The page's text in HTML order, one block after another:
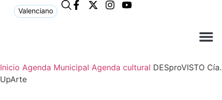
Valenciano
Inicio Agenda Municipal Agenda cultural DESproVISTO Cía.
UpArte